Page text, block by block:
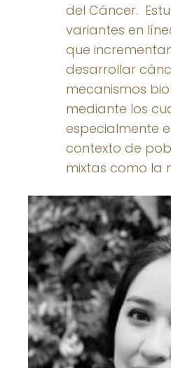
del Cáncer.
variantes en
que
desarrollar
mecanismos
mediante los
especialmente
contexto de
mixtas como la